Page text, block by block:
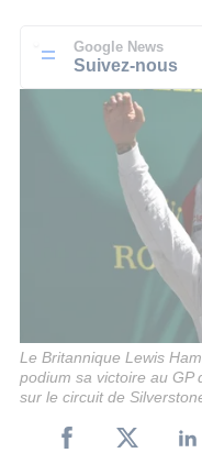
Google News
Suivez-nous
Le Britannique Lewis
podium sa victoire au GP
sur le circuit de